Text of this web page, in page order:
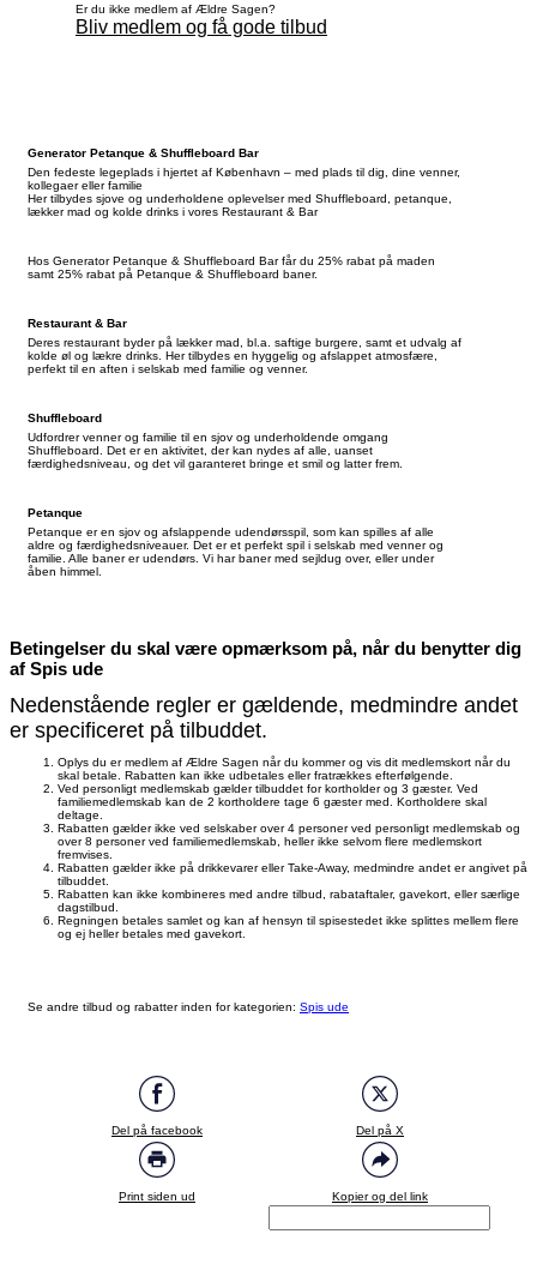
Generator Petanque & Shuffleboard Bar
Den fedeste legeplads i hjertet af København – med plads til dig, dine venner,
kollegaer eller familie
Her tilbydes sjove og underholdene oplevelser med Shuffleboard, petanque,
lækker mad og kolde drinks i vores Restaurant & Bar
Hos Generator Petanque & Shuffleboard Bar får du 25% rabat på maden
samt 25% rabat på Petanque & Shuffleboard baner.
Restaurant & Bar
Deres restaurant byder på lækker mad, bl.a. saftige burgere, samt et udvalg af
kolde øl og lækre drinks. Her tilbydes en hyggelig og afslappet atmosfære,
perfekt til en aften i selskab med familie og venner.
Shuffleboard
Udfordrer venner og familie til en sjov og underholdende omgang
Shuffleboard. Det er en aktivitet, der kan nydes af alle, uanset
færdighedsniveau, og det vil garanteret bringe et smil og latter frem.
Petanque
Petanque er en sjov og afslappende udendørsspil, som kan spilles af alle
aldre og færdighedsniveauer. Det er et perfekt spil i selskab med venner og
familie. Alle baner er udendørs. Vi har baner med sejldug over, eller under
åben himmel.
Er du ikke medlem af Ældre Sagen?
Bliv medlem og få gode tilbud
Betingelser du skal være opmærksom på, når du benytter dig
af Spis ude
Nedenstående regler er gældende, medmindre andet
er specificeret på tilbuddet.
Oplys du er medlem af Ældre Sagen når du kommer og vis dit medlemskort når du
skal betale. Rabatten kan ikke udbetales eller fratrækkes efterfølgende.
Ved personligt medlemskab gælder tilbuddet for kortholder og 3 gæster. Ved
familiemedlemskab kan de 2 kortholdere tage 6 gæster med. Kortholdere skal
deltage.
Rabatten gælder ikke ved selskaber over 4 personer ved personligt medlemskab og
over 8 personer ved familiemedlemskab, heller ikke selvom flere medlemskort
fremvises.
Rabatten gælder ikke på drikkevarer eller Take-Away, medmindre andet er angivet på
tilbuddet.
Rabatten kan ikke kombineres med andre tilbud, rabataftaler, gavekort, eller særlige
dagstilbud.
Regningen betales samlet og kan af hensyn til spisestedet ikke splittes mellem flere
og ej heller betales med gavekort.
Se andre tilbud og rabatter inden for kategorien: Spis ude
Del på facebook Del på X
Print siden ud Kopier og del link